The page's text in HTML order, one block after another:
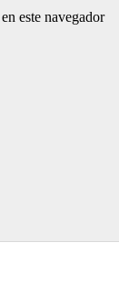
este navegador